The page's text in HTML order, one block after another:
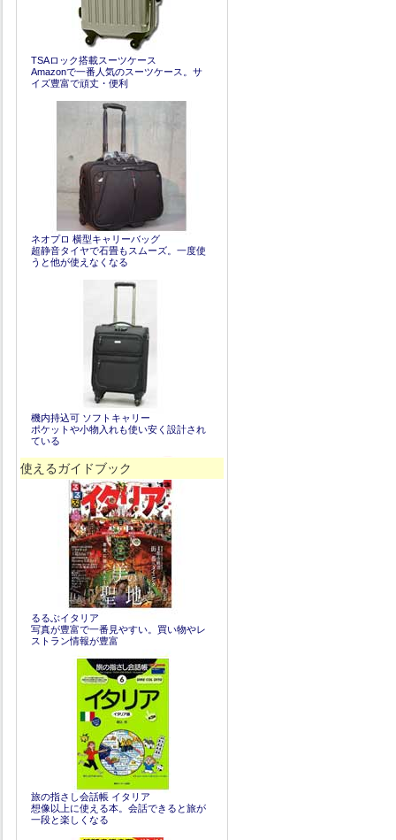
TSAロック搭載スーツケース
Amazonで一番人気のスーツケース。サ
イズ豊富で頑丈・便利
ネオプロ 横型キャリーバッグ
超静音タイヤで石畳もスムーズ。一度使
うと他が使えなくなる
機内持込可 ソフトキャリー
ポケットや小物入れも使い安く設計され
ている
使えるガイドブック
るるぶイタリア
写真が豊富で一番見やすい。買い物やレ
ストラン情報が豊富
旅の指さし会話帳 イタリア
想像以上に使える本。会話できると旅が
一段と楽しくなる